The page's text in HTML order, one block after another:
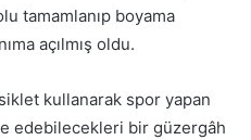
tamamlanıp boyama
açılmış oldu.
kullanarak spor yapan
edebilecekleri bir güzergâh